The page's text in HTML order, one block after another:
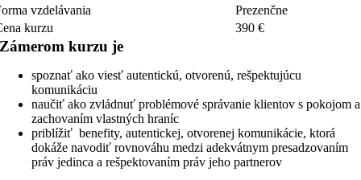
vzdelávania
Prezenčne
kurzu
390 €
Zámerom kurzu je
spoznať ako viesť autentickú, otvorenú, rešpektujúcu
komunikáciu
naučiť ako zvládnuť problémové správanie klientov s pokojom a
zachovaním vlastných hraníc
priblížiť benefity, autentickej, otvorenej komunikácie, ktorá
dokáže navodiť rovnováhu medzi adekvátnym presadzovaním
práv jedinca a rešpektovaním práv jeho partnerov